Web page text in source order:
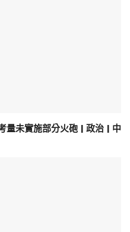
量未實施部分火砲 | 政治 | 中